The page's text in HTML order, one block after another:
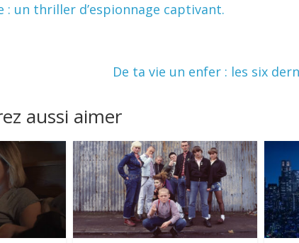
: un thriller d’espionnage captivant.
De ta vie un enfer : les six
aussi aimer